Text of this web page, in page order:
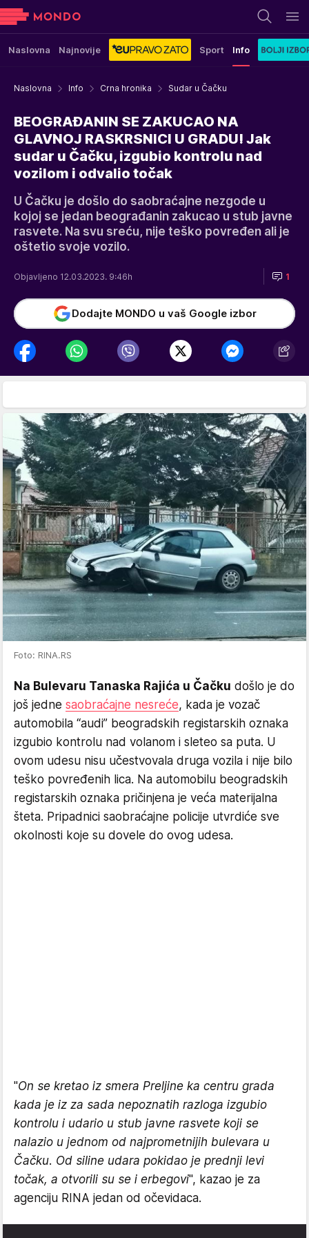
Naslovna Najnovije Sport Info
Naslovna Info Crna hronika Sudar u Čačku
BEOGRAĐANIN SE ZAKUCAO NA
GLAVNOJ RASKRSNICI U GRADU! Jak
sudar u Čačku, izgubio kontrolu nad
vozilom i odvalio točak
U Čačku je došlo do saobraćajne nezgode u
kojoj se jedan beograđanin zakucao u stub javne
rasvete. Na svu sreću, nije teško povređen ali je
oštetio svoje vozilo.
Objavljeno 12.03.2023. 9:46h 1
Dodajte MONDO u vaš Google izbor
Foto: RINA.RS
Na Bulevaru Tanaska Rajića u Čačku došlo je do
još jedne saobraćajne nesreće, kada je vozač
automobila “audi” beogradskih registarskih oznaka
izgubio kontrolu nad volanom i sleteo sa puta. U
ovom udesu nisu učestvovala druga vozila i nije bilo
teško povređenih lica. Na automobilu beogradskih
registarskih oznaka pričinjena je veća materijalna
šteta. Pripadnici saobraćajne policije utvrdiće sve
okolnosti koje su dovele do ovog udesa.
"On se kretao iz smera Preljine ka centru grada
kada je iz za sada nepoznatih razloga izgubio
kontrolu i udario u stub javne rasvete koji se
nalazio u jednom od najprometnijih bulevara u
Čačku. Od siline udara pokidao je prednji levi
točak, a otvorili su se i erbegovi", kazao je za
agenciju RINA jedan od očevidaca.